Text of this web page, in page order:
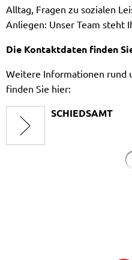
Alltag, Fragen zu sozialen
Anliegen: Unser Team steht
Die Kontaktdaten finden
Weitere Informationen rund
finden Sie hier:
SCHIEDSAMT